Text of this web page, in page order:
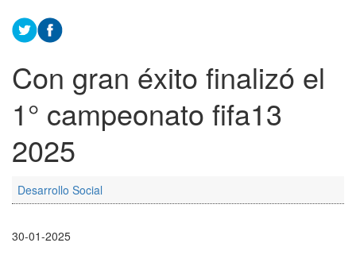
Con gran éxito finalizó el
1° campeonato fifa13
2025
Desarrollo Social
30-01-2025